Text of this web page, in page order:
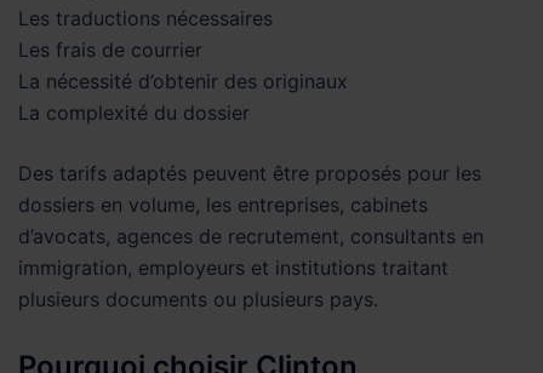
Les traductions nécessaires
Les frais de courrier
La nécessité d’obtenir des originaux
La complexité du dossier
Des tarifs adaptés peuvent être proposés pour les
dossiers en volume, les entreprises, cabinets
d’avocats, agences de recrutement, consultants en
immigration, employeurs et institutions traitant
plusieurs documents ou plusieurs pays.